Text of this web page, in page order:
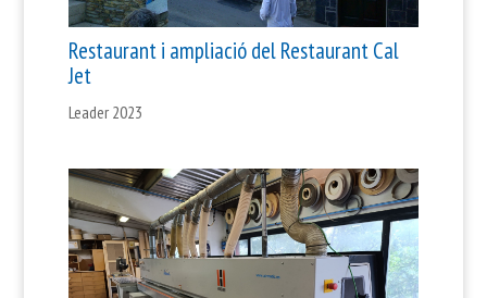
Restaurant i ampliació del Restaurant Cal
Jet
Leader 2023